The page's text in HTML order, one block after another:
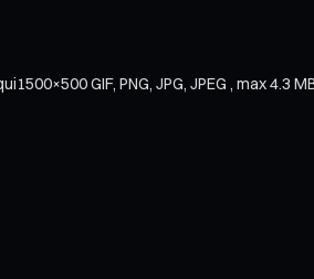
1500×500GIF, PNG, JPG, JPEG , max 4.3